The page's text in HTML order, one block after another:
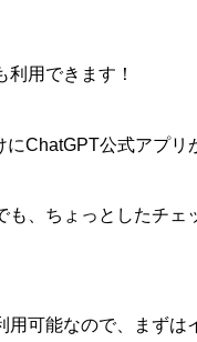
利用できます！
にChatGPT公式アプリ
も、ちょっとしたチェ
用可能なので、まずは